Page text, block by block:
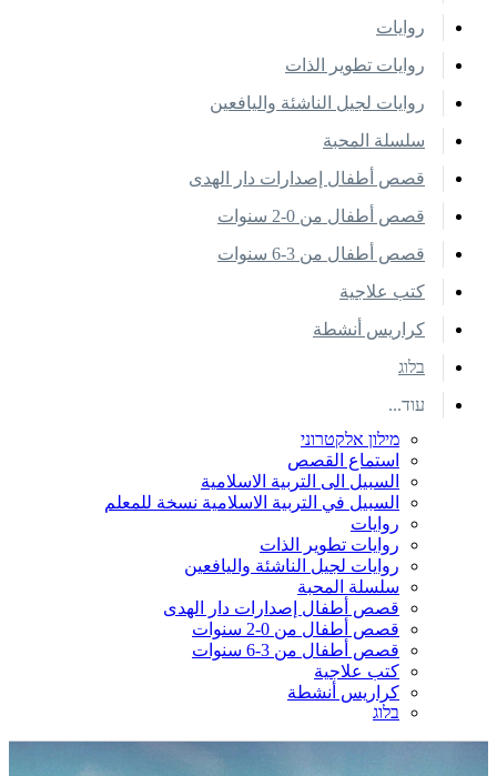
روايات
روايات تطوير الذات
روايات لجيل الناشئة واليافعين
سلسلة المحبة
قصص أطفال إصدارات دار الهدى
قصص أطفال من 0-2 سنوات
قصص أطفال من 3-6 سنوات
كتب علاجية
كراريس أنشطة
בלוג
עוד...
מילון אלקטרוני
استماع القصص
السبيل الى التربية الاسلامية
السبيل في التربية الاسلامية نسخة للمعلم
روايات
روايات تطوير الذات
روايات لجيل الناشئة واليافعين
سلسلة المحبة
قصص أطفال إصدارات دار الهدى
قصص أطفال من 0-2 سنوات
قصص أطفال من 3-6 سنوات
كتب علاجية
كراريس أنشطة
בלוג